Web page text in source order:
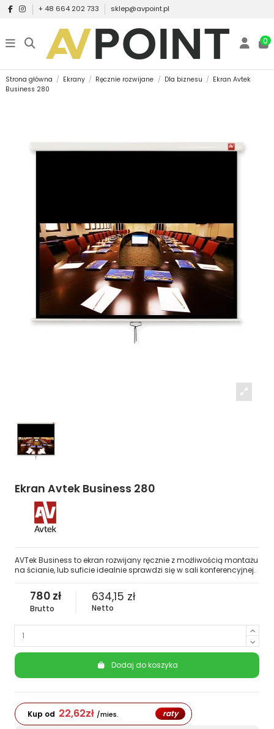
+ 48 664 202 733 sklep@avpoint.pl
0
Strona główna Ekrany Ręcznie rozwijane Dla biznesu
Ekran Avtek
Business 280
Ekran Avtek Business 280
AVTek Business to ekran rozwijany ręcznie z możliwością montażu
na ścianie, lub suficie idealnie sprawdzi się w sali konferencyjnej.
780 zł
Brutto
634,15 zł
Netto
Dodaj do koszyka
Kup od 22,62zł /mies. raty